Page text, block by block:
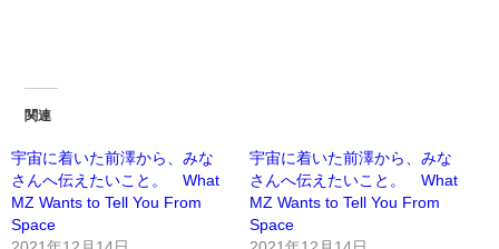
関連
宇宙に着いた前澤から、みな
さんへ伝えたいこと。 What
MZ Wants to Tell You From
Space
宇宙に着いた前澤から、みな
さんへ伝えたいこと。 What
MZ Wants to Tell You From
Space